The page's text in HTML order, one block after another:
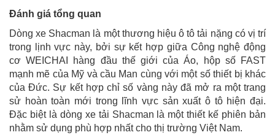
Đánh giá tổng quan
Dòng xe Shacman là một thương hiệu ô tô tải nặng có vị trí
trong lịnh vực này, bởi sự kết hợp giữa Công nghệ động
cơ WEICHAI hàng đầu thế giới của Áo, hộp số FAST
mạnh mẽ của Mỹ và cầu Man cùng với một số thiết bị khác
của Đức. Sự kết hợp chỉ số vàng này đã mở ra một trang
sử hoàn toàn mới trong lĩnh vực sản xuất ô tô hiện đại.
Đặc biệt là dòng xe tải Shacman là một thiết kế phiên bản
nhằm sử dụng phù hợp nhất cho thị trường Việt Nam.